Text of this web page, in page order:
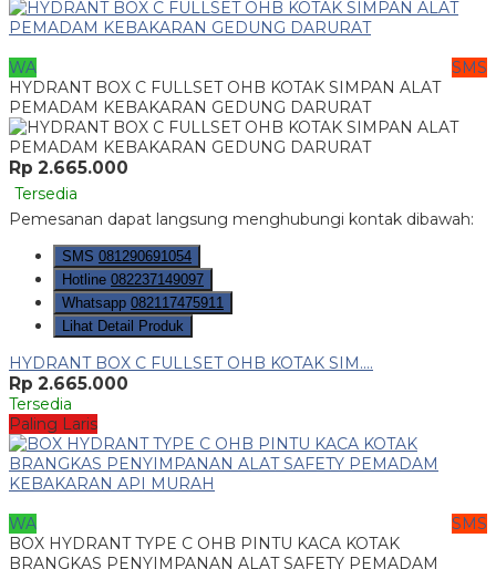
WA
SMS
HYDRANT BOX C FULLSET OHB KOTAK SIMPAN ALAT
PEMADAM KEBAKARAN GEDUNG DARURAT
Rp 2.665.000
Tersedia
Pemesanan dapat langsung menghubungi kontak dibawah:
SMS 081290691054
Hotline 082237149097
Whatsapp 082117475911
Lihat Detail Produk
HYDRANT BOX C FULLSET OHB KOTAK SIM....
Rp 2.665.000
Tersedia
Paling Laris
WA
SMS
BOX HYDRANT TYPE C OHB PINTU KACA KOTAK
BRANGKAS PENYIMPANAN ALAT SAFETY PEMADAM